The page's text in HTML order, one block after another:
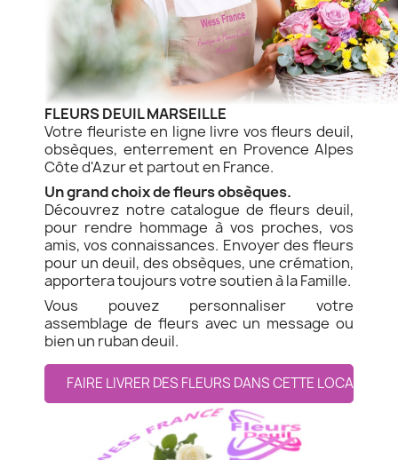
FLEURS DEUIL MARSEILLE
Votre fleuriste en ligne livre vos fleurs deuil,
obsèques, enterrement en Provence Alpes
Côte d'Azur et partout en France.
Un grand choix de fleurs obsèques.
Découvrez notre catalogue de fleurs deuil,
pour rendre hommage à vos proches, vos
amis, vos connaissances. Envoyer des fleurs
pour un deuil, des obsèques, une crémation,
apportera toujours votre soutien à la Famille.
Vous pouvez personnaliser votre
assemblage de fleurs avec un message ou
bien un ruban deuil.
FAIRE LIVRER DES FLEURS DANS CETTE LOCALITE